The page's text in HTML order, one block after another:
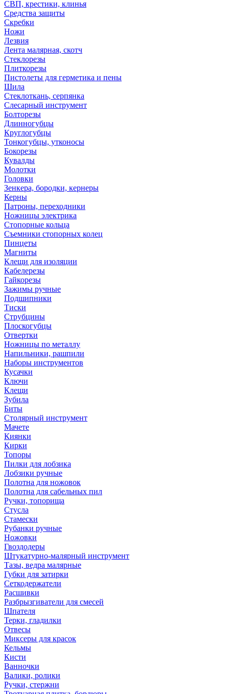
СВП, крестики, клинья
Средства защиты
Скребки
Ножи
Лезвия
Лента малярная, скотч
Стеклорезы
Плиткорезы
Пистолеты для герметика и пены
Шила
Стеклоткань, серпянка
Слесарный инструмент
Болторезы
Длинногубцы
Круглогубцы
Тонкогубцы, утконосы
Бокорезы
Кувалды
Молотки
Головки
Зенкера, бородки, кернеры
Керны
Патроны, переходники
Ножницы электрика
Стопорные кольца
Съемники стопорных колец
Пинцеты
Магниты
Клещи для изоляции
Кабелерезы
Гайкорезы
Зажимы ручные
Подшипники
Тиски
Струбцины
Плоскогубцы
Отвертки
Ножницы по металлу
Напильники, рашпили
Наборы инструментов
Кусачки
Ключи
Клещи
Зубила
Биты
Столярный инструмент
Мачете
Киянки
Кирки
Топоры
Пилки для лобзика
Лобзики ручные
Полотна для ножовок
Полотна для сабельных пил
Ручки, топорища
Стусла
Стамески
Рубанки ручные
Ножовки
Гвоздодеры
Штукатурно-малярный инструмент
Тазы, ведра малярные
Губки для затирки
Сеткодержатели
Расшивки
Разбрызгиватели для смесей
Шпателя
Терки, гладилки
Отвесы
Миксеры для красок
Кельмы
Кисти
Ванночки
Валики, ролики
Ручки, стержни